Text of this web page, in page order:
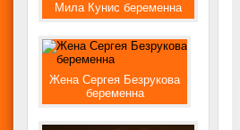
Мила Кунис беременна
Жена Сергея Безрукова
беременна